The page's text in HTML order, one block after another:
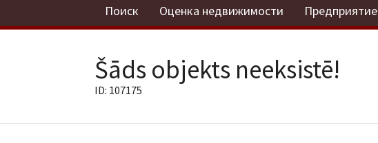
Поиск Оценка недвижимости Предприятие
Šāds objekts neeksistē!
ID: 107175